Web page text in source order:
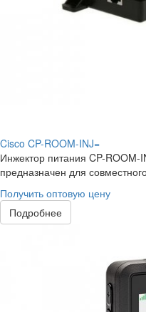
Cisco CP-ROOM-INJ=
Инжектор питания CP-ROOM-
предназначен для
Получить оптовую цену
Подробнее